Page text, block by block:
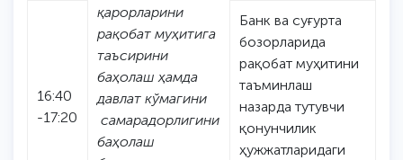
қарорларини
рақобат муҳитига
таъсирини
баҳолаш ҳамда
давлат кўмагини
самарадорлигини
баҳолаш
16:40
-17:20
Банк ва суғурта
бозорларида
рақобат муҳитини
таъминлаш
назарда тутувчи
қонунчилик
ҳужжатларидаги